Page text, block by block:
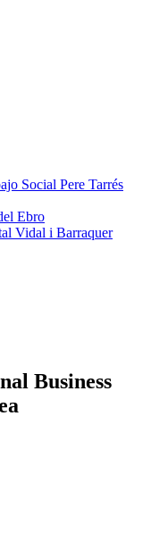
Social Pere Tarrés
Ebro
Vidal i Barraquer
Business